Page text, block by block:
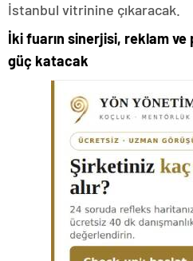
İstanbul vitrinine çıkaracak.
İki fuarın sinerjisi, reklam
güç katacak